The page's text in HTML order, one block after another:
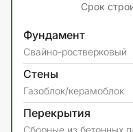
Срок
Фундамент
Свайно-ростверковый
Стены
Газоблок/керамоблок
Перекрытия